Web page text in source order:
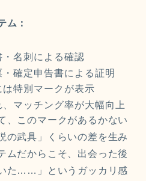
ム：
名刺による確認
確定申告書による証明
特別マークが表示
マッチング率が大幅向上
、このマークがあるかない
の武具」くらいの差を生み
ムだからこそ、出会った後
た……」というガッカリ感